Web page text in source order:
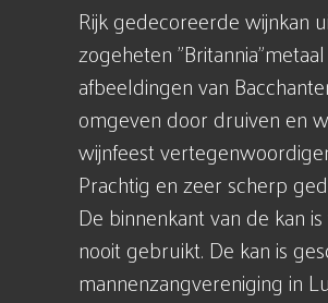
Rijk gedecoreerde wijnkan
zogeheten
afbeeldingen van
omgeven door druiven en
wijnfeest
Prachtig en zeer scherp
De binnenkant van de kan
nooit gebruikt. De kan is
mannenzangvereniging in